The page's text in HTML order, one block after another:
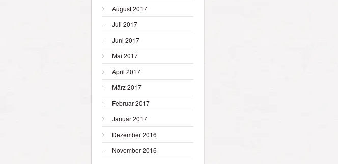
August 2017
Juli 2017
Juni 2017
Mai 2017
April 2017
März 2017
Februar 2017
Januar 2017
Dezember 2016
November 2016